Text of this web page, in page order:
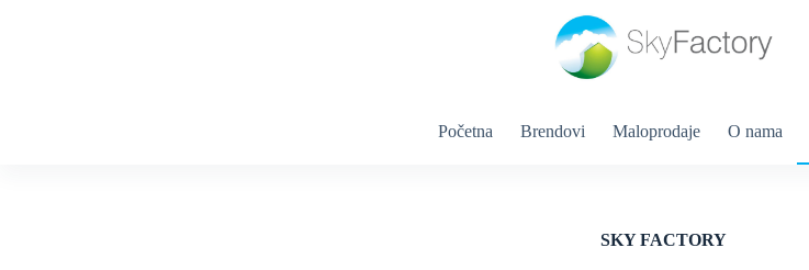
Početna Brendovi Maloprodaje O nama
SKY FACTORY